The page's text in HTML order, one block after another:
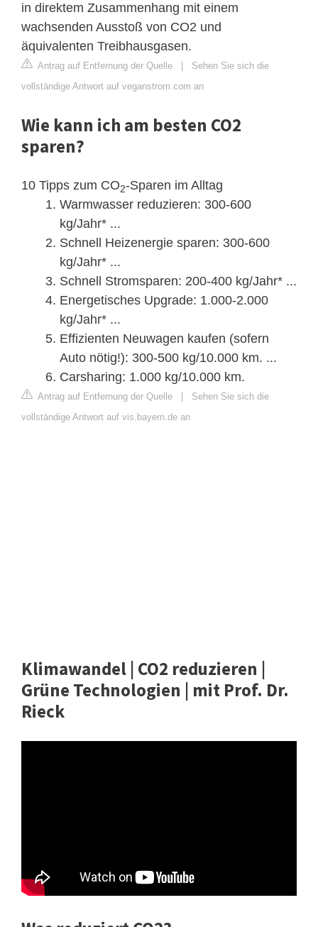
in direktem Zusammenhang mit einem
wachsenden Ausstoß von CO2 und
äquivalenten Treibhausgasen.
Antrag auf Entfernung der Quelle
Sehen Sie sich die
vollständige Antwort auf veganstrom.com an
Wie kann ich am besten CO2
sparen?
10 Tipps zum CO2-Sparen im Alltag
Warmwasser reduzieren: 300-600
kg/Jahr* ...
Schnell Heizenergie sparen: 300-600
kg/Jahr* ...
Schnell Stromsparen: 200-400 kg/Jahr* ...
Energetisches Upgrade: 1.000-2.000
kg/Jahr* ...
Effizienten Neuwagen kaufen (sofern
Auto nötig!): 300-500 kg/10.000 km. ...
Carsharing: 1.000 kg/10.000 km.
Antrag auf Entfernung der Quelle
Sehen Sie sich die
vollständige Antwort auf vis.bayern.de an
Klimawandel | CO2 reduzieren |
Grüne Technologien | mit Prof. Dr.
Rieck